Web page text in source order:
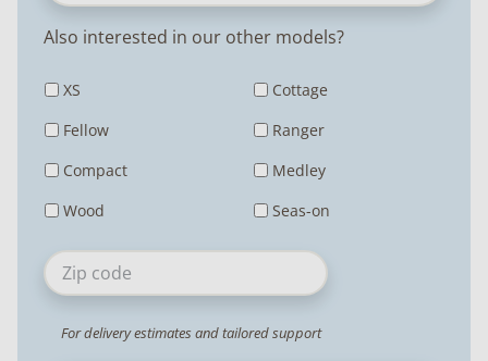
Also interested in our other models?
XS
Fellow
Compact
Wood
Cottage
Ranger
Medley
Seas-on
For delivery estimates and tailored support